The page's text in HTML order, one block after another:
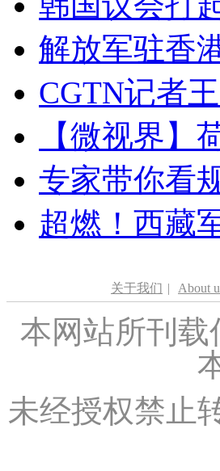
解放军驻香
CGTN记者
【微视界】
专家带你看
超燃！西藏
关于我们 | About
本网站所刊
未经授权禁止